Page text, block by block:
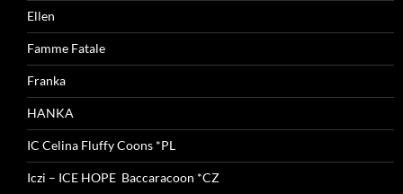
Ellen
Famme Fatale
Franka
HANKA
IC Celina Fluffy Coons *PL
Iczi – ICE HOPE Baccaracoon *CZ